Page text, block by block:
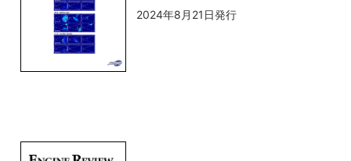
2024年8月21日発行